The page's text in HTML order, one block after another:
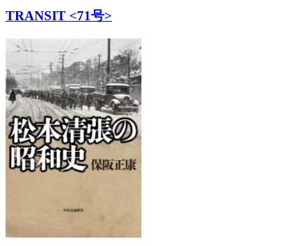
TRANSIT <71号>